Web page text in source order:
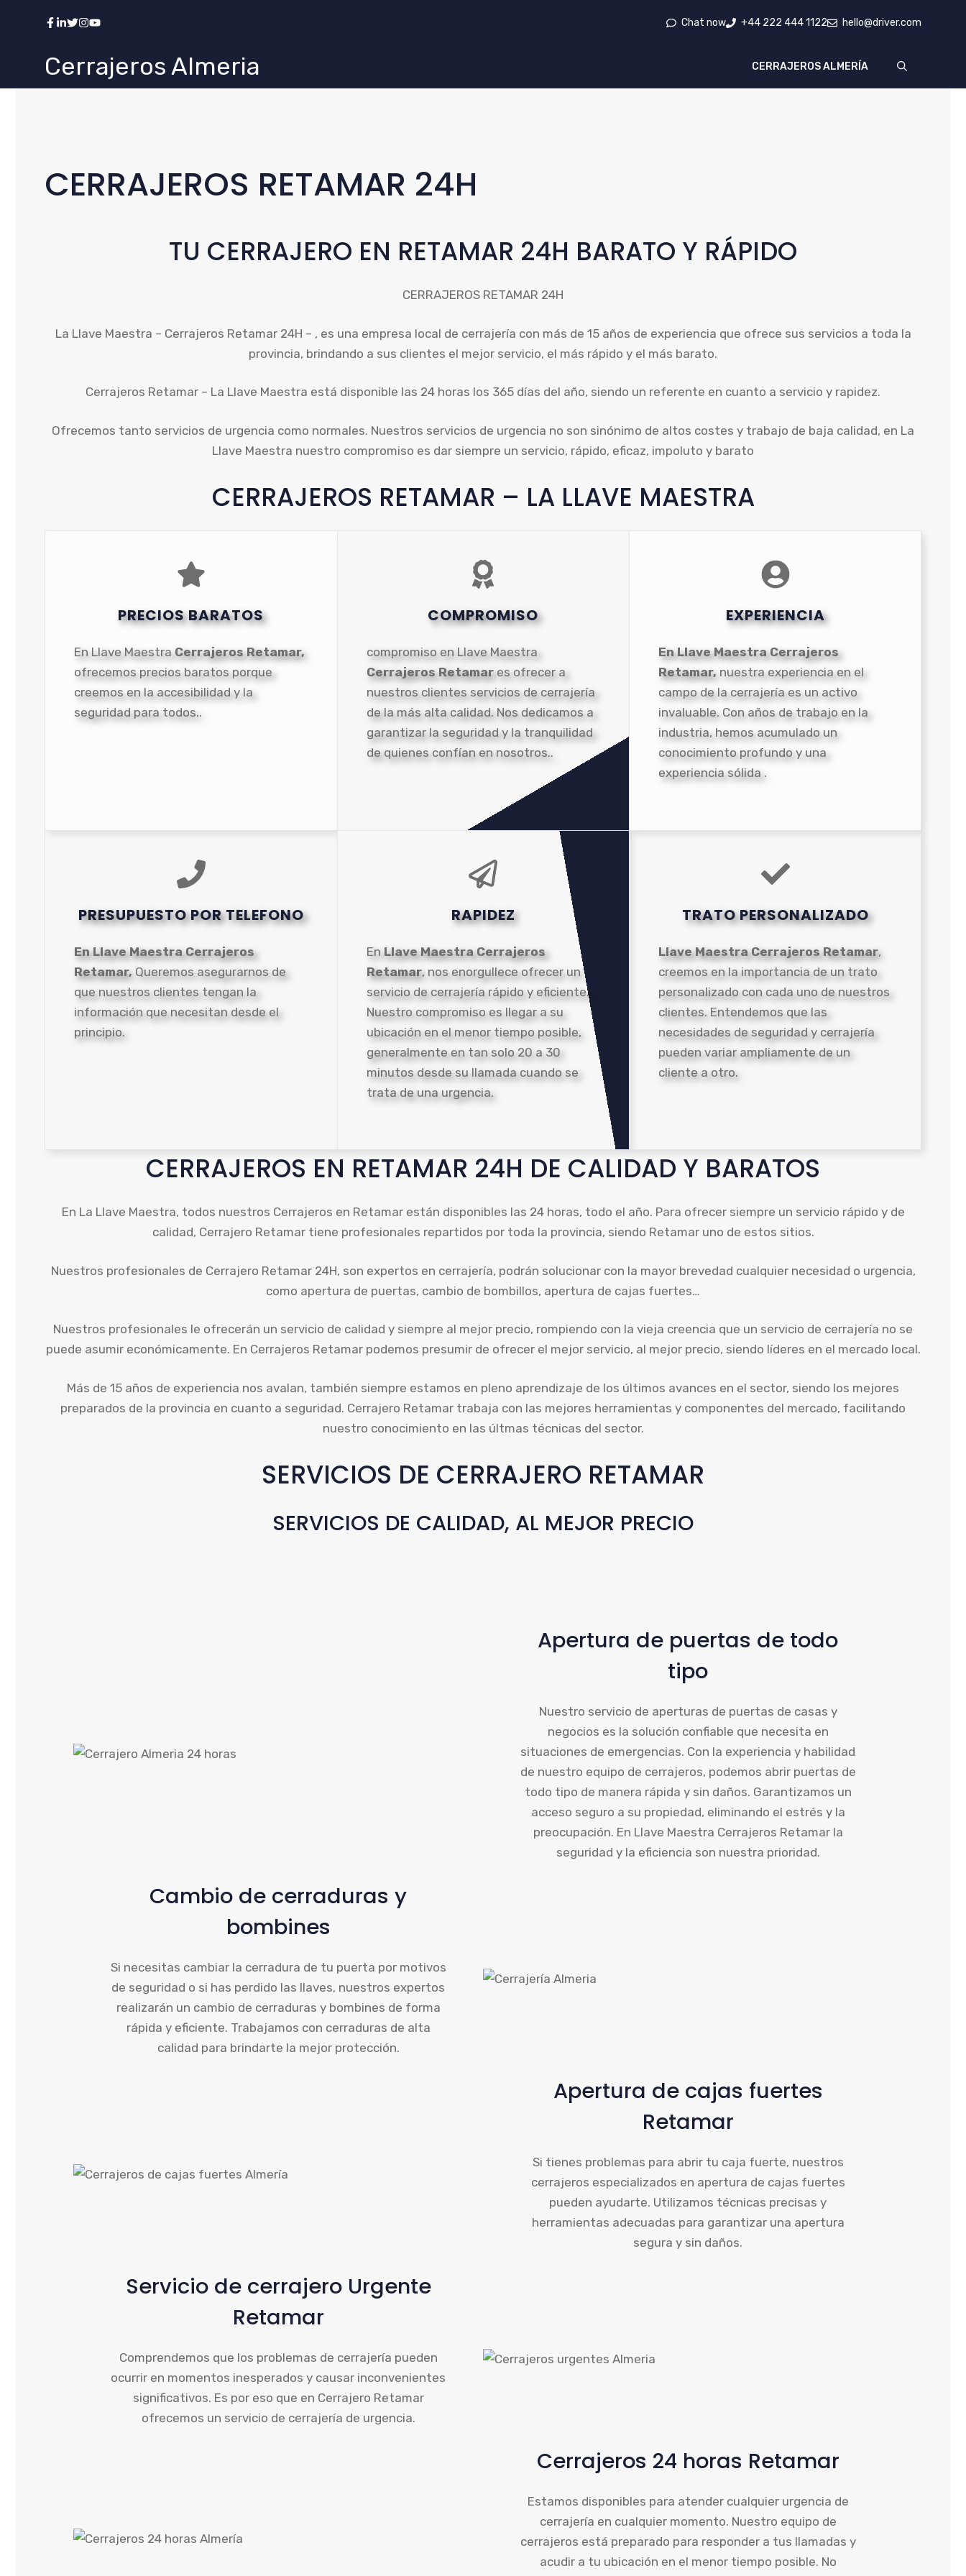
Chat now +44 222 444 1122 hello@driver.com
Cerrajeros Almeria CERRAJEROS ALMERÍA
CERRAJEROS RETAMAR 24H
TU CERRAJERO EN RETAMAR 24H BARATO Y RÁPIDO
CERRAJEROS RETAMAR 24H
La Llave Maestra – Cerrajeros Retamar 24H – , es una empresa local de cerrajería con más de 15 años de experiencia que ofrece sus servicios a toda la
provincia, brindando a sus clientes el mejor servicio, el más rápido y el más barato.
Cerrajeros Retamar – La Llave Maestra está disponible las 24 horas los 365 días del año, siendo un referente en cuanto a servicio y rapidez.
Ofrecemos tanto servicios de urgencia como normales. Nuestros servicios de urgencia no son sinónimo de altos costes y trabajo de baja calidad, en La
Llave Maestra nuestro compromiso es dar siempre un servicio, rápido, eficaz, impoluto y barato
CERRAJEROS RETAMAR – LA LLAVE MAESTRA
PRECIOS BARATOS
En Llave MaestraCerrajeros Retamar,
ofrecemos precios baratos porque
creemos en la accesibilidad y la
seguridad para todos..
COMPROMISO
compromiso en Llave Maestra
Cerrajeros Retamares ofrecer a
nuestros clientes servicios de cerrajería
de la más alta calidad. Nos dedicamos a
garantizar la seguridad y la tranquilidad
de quienes confían en nosotros..
EXPERIENCIA
En Llave Maestra Cerrajeros
Retamar, nuestra experiencia en el
campo de la cerrajería es un activo
invaluable. Con años de trabajo en la
industria, hemos acumulado un
conocimiento profundo y una
experiencia sólida .
PRESUPUESTO POR TELEFONO
En Llave Maestra Cerrajeros
Retamar, Queremos asegurarnos de
que nuestros clientes tengan la
información que necesitan desde el
principio.
RAPIDEZ
EnLlave Maestra Cerrajeros
Retamar, nos enorgullece ofrecer un
servicio de cerrajería rápido y eficiente.
Nuestro compromiso es llegar a su
ubicación en el menor tiempo posible,
generalmente en tan solo 20 a 30
minutos desde su llamada cuando se
trata de una urgencia.
TRATO PERSONALIZADO
Llave Maestra Cerrajeros Retamar,
creemos en la importancia de un trato
personalizado con cada uno de nuestros
clientes. Entendemos que las
necesidades de seguridad y cerrajería
pueden variar ampliamente de un
cliente a otro.
CERRAJEROS EN RETAMAR 24H DE CALIDAD Y BARATOS
En La Llave Maestra, todos nuestros Cerrajeros en Retamar están disponibles las 24 horas, todo el año. Para ofrecer siempre un servicio rápido y de
calidad, Cerrajero Retamar tiene profesionales repartidos por toda la provincia, siendo Retamar uno de estos sitios.
Nuestros profesionales de Cerrajero Retamar 24H, son expertos en cerrajería, podrán solucionar con la mayor brevedad cualquier necesidad o urgencia,
como apertura de puertas, cambio de bombillos, apertura de cajas fuertes…
Nuestros profesionales le ofrecerán un servicio de calidad y siempre al mejor precio, rompiendo con la vieja creencia que un servicio de cerrajería no se
puede asumir económicamente. En Cerrajeros Retamar podemos presumir de ofrecer el mejor servicio, al mejor precio, siendo líderes en el mercado local.
Más de 15 años de experiencia nos avalan, también siempre estamos en pleno aprendizaje de los últimos avances en el sector, siendo los mejores
preparados de la provincia en cuanto a seguridad. Cerrajero Retamar trabaja con las mejores herramientas y componentes del mercado, facilitando
nuestro conocimiento en las últmas técnicas del sector.
SERVICIOS DE CERRAJERO RETAMAR
SERVICIOS DE CALIDAD, AL MEJOR PRECIO
Apertura de puertas de todo
tipo
Nuestro servicio de aperturas de puertas de casas y
negocios es la solución confiable que necesita en
situaciones de emergencias. Con la experiencia y habilidad
de nuestro equipo de cerrajeros, podemos abrir puertas de
todo tipo de manera rápida y sin daños. Garantizamos un
acceso seguro a su propiedad, eliminando el estrés y la
preocupación. En Llave Maestra Cerrajeros Retamar la
seguridad y la eficiencia son nuestra prioridad.
Cambio de cerraduras y
bombines
Si necesitas cambiar la cerradura de tu puerta por motivos
de seguridad o si has perdido las llaves, nuestros expertos
realizarán un cambio de cerraduras y bombines de forma
rápida y eficiente. Trabajamos con cerraduras de alta
calidad para brindarte la mejor protección.
Apertura de cajas fuertes
Retamar
Si tienes problemas para abrir tu caja fuerte, nuestros
cerrajeros especializados en apertura de cajas fuertes
pueden ayudarte. Utilizamos técnicas precisas y
herramientas adecuadas para garantizar una apertura
segura y sin daños.
Servicio de cerrajero Urgente
Retamar
Comprendemos que los problemas de cerrajería pueden
ocurrir en momentos inesperados y causar inconvenientes
significativos. Es por eso que en Cerrajero Retamar
ofrecemos un servicio de cerrajería de urgencia.
Cerrajeros 24 horas Retamar
Estamos disponibles para atender cualquier urgencia de
cerrajería en cualquier momento. Nuestro equipo de
cerrajeros está preparado para responder a tus llamadas y
acudir a tu ubicación en el menor tiempo posible. No